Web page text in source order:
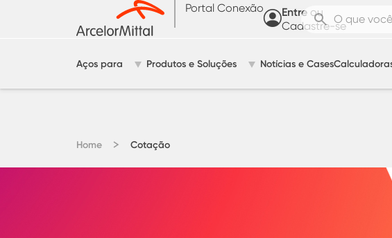
Portal Conexão Entreou
Cadastre-se
Aços para Produtos e Soluções Notícias e Cases
Home Cotação